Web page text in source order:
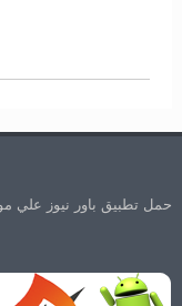
حمل تطبيق باور نيوز علي